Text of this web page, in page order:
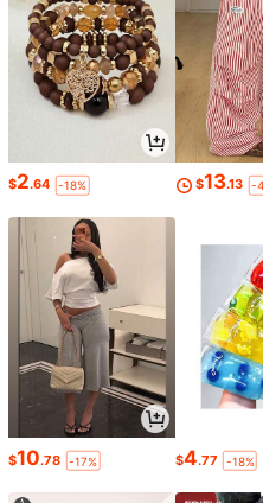
$2.64 -18% $13.13 -
$10.78 -17% $4.77 -18%